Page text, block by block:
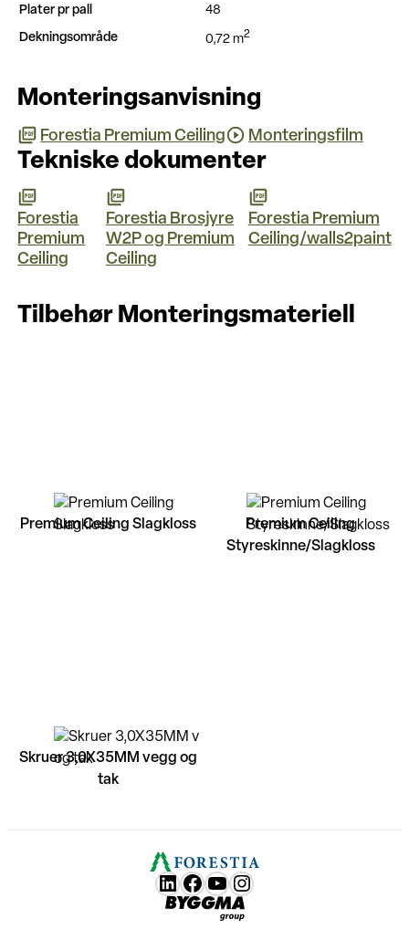
Plater pr pall
48
Dekningsområde
0,72 m2
Monteringsanvisning
Forestia Premium Ceiling Monteringsfilm
Tekniske dokumenter
Forestia
Premium
Ceiling
Forestia Brosjyre
W2P og Premium
Ceiling
Forestia Premium
Ceiling/walls2paint
Tilbehør Monteringsmateriell
Premium Ceiling Slagkloss
Premium Ceiling
Styreskinne/Slagkloss
Skruer 3,0X35MM vegg og
tak
LunkedIn
Facebook
YouTube
Instagram
Byggma group